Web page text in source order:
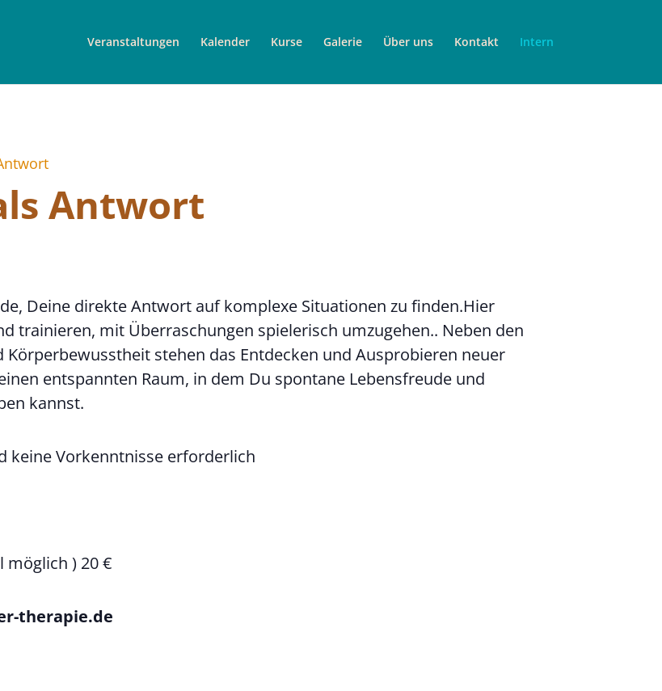
Veranstaltungen Kalender Kurse Galerie Über uns Kontakt Intern
Antwort
Deine direkte Antwort auf komplexe Situationen zu finden.Hier
trainieren, mit Überraschungen spielerisch umzugehen.. Neben den
Körperbewusstheit stehen das Entdecken und Ausprobieren neuer
entspannten Raum, in dem Du spontane Lebensfreude und
kannst.
keine Vorkenntnisse erforderlich
möglich ) 20 €
therapie.de